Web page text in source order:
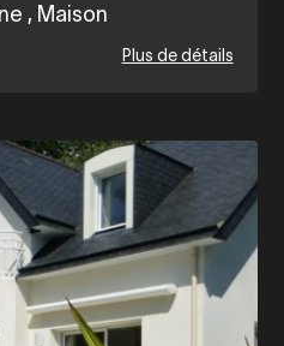
, Maison
Plus de détails